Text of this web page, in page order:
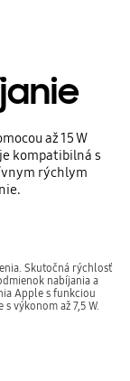
až 15 W
kompatibilná s
rýchlym
Skutočná rýchlosť
nabíjania a
Apple s funkciou
výkonom až 7,5 W.